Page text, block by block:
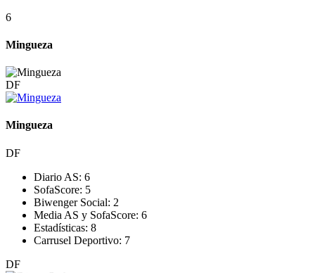
6
Mingueza
DF
Mingueza
DF
Diario AS: 6
SofaScore: 5
Biwenger Social: 2
Media AS y SofaScore: 6
Estadísticas: 8
Carrusel Deportivo: 7
DF